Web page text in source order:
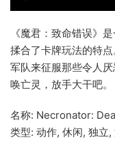
《魔君：致命错误》
揉合了卡牌玩法的特
军队来征服那些令人
唤亡灵，放手大干吧。
名称: Necronator:
类型: 动作, 休闲, 独立